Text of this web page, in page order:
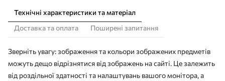
Технічні характеристики та матеріал
Доставка та оплата
Поширені запитання
Зверніть увагу: зображення та кольори зображених предметів
можуть дещо відрізнятися від зображень на сайті. Це залежить
від роздільної здатності та налаштувань вашого монітора, а